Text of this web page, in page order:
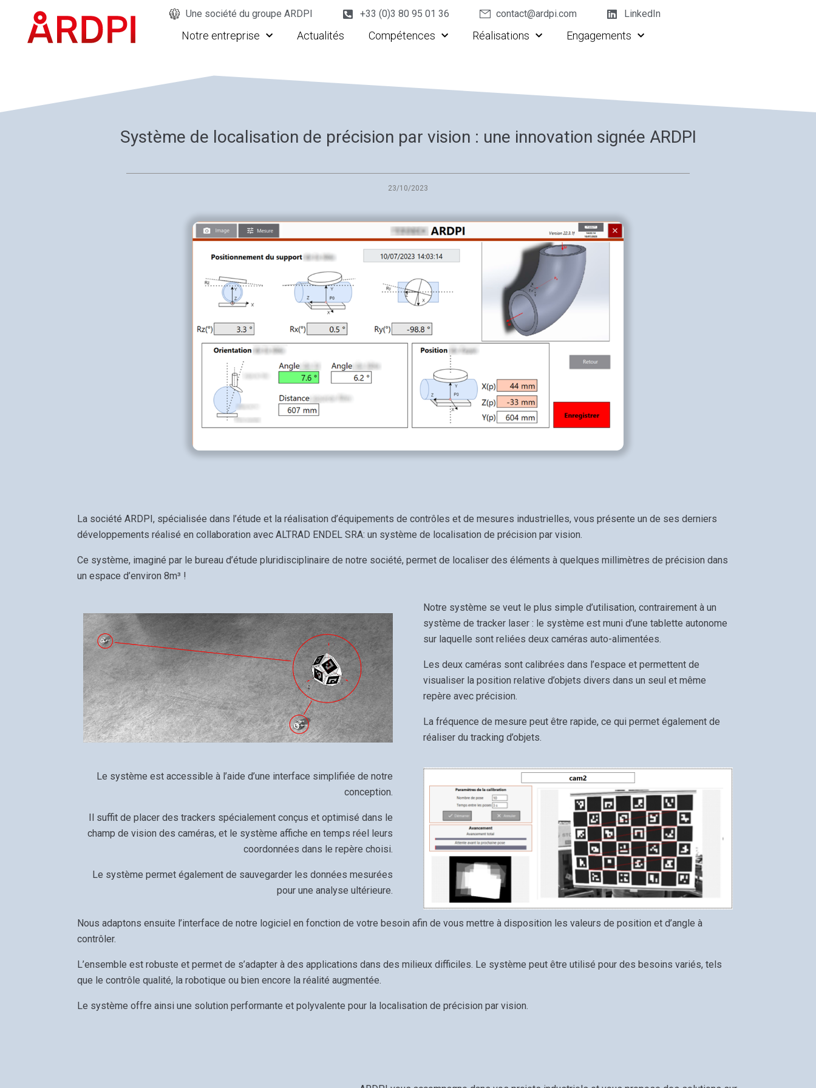
Une société du groupe ARDPI +33 (0)3 80 95 01 36 contact@ardpi.com LinkedIn
Notre entreprise Actualités Compétences Réalisations Engagements
Système de localisation de précision par vision : une innovation signée ARDPI
23/10/2023
La société ARDPI, spécialisée dans l’étude et la réalisation d’équipements de contrôles et de mesures industrielles, vous présente un de ses derniers
développements réalisé en collaboration avec ALTRAD ENDEL SRA: un système de localisation de précision par vision.
Ce système, imaginé par le bureau d’étude pluridisciplinaire de notre société, permet de localiser des éléments à quelques millimètres de précision dans
un espace d’environ 8m³ !
Notre système se veut le plus simple d’utilisation, contrairement à un
système de tracker laser : le système est muni d’une tablette autonome
sur laquelle sont reliées deux caméras auto-alimentées.
Les deux caméras sont calibrées dans l’espace et permettent de
visualiser la position relative d’objets divers dans un seul et même
repère avec précision.
La fréquence de mesure peut être rapide, ce qui permet également de
réaliser du tracking d’objets.
Le système est accessible à l’aide d’une interface simplifiée de notre
conception.
Il suffit de placer des trackers spécialement conçus et optimisé dans le
champ de vision des caméras, et le système affiche en temps réel leurs
coordonnées dans le repère choisi.
Le système permet également de sauvegarder les données mesurées
pour une analyse ultérieure.
Nous adaptons ensuite l’interface de notre logiciel en fonction de votre besoin afin de vous mettre à disposition les valeurs de position et d’angle à
contrôler.
L’ensemble est robuste et permet de s’adapter à des applications dans des milieux difficiles. Le système peut être utilisé pour des besoins variés, tels
que le contrôle qualité, la robotique ou bien encore la réalité augmentée.
Le système offre ainsi une solution performante et polyvalente pour la localisation de précision par vision.